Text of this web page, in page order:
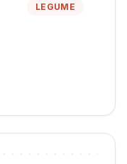
LEGUME